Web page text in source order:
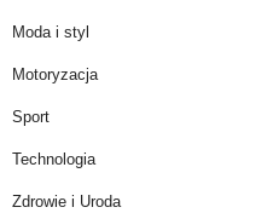
Moda i styl
Motoryzacja
Sport
Technologia
Zdrowie i Uroda